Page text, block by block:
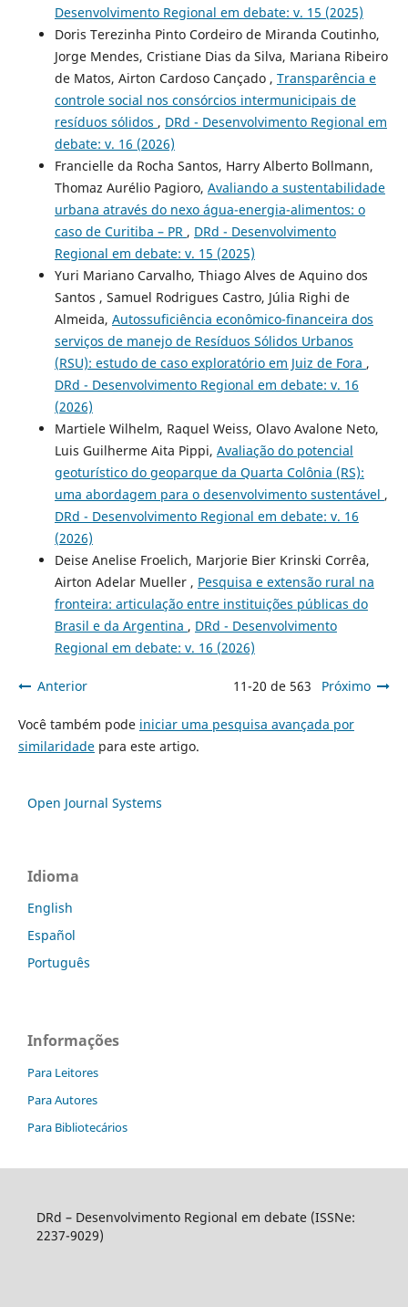
Desenvolvimento Regional em debate: v. 15 (2025)
Doris Terezinha Pinto Cordeiro de Miranda Coutinho,
Jorge Mendes, Cristiane Dias da Silva, Mariana Ribeiro
de Matos, Airton Cardoso Cançado , Transparência e
controle social nos consórcios intermunicipais de
resíduos sólidos , DRd - Desenvolvimento Regional em
debate: v. 16 (2026)
Francielle da Rocha Santos, Harry Alberto Bollmann,
Thomaz Aurélio Pagioro, Avaliando a sustentabilidade
urbana através do nexo água-energia-alimentos: o
caso de Curitiba – PR , DRd - Desenvolvimento
Regional em debate: v. 15 (2025)
Yuri Mariano Carvalho, Thiago Alves de Aquino dos
Santos , Samuel Rodrigues Castro, Júlia Righi de
Almeida, Autossuficiência econômico-financeira dos
serviços de manejo de Resíduos Sólidos Urbanos
(RSU): estudo de caso exploratório em Juiz de Fora ,
DRd - Desenvolvimento Regional em debate: v. 16
(2026)
Martiele Wilhelm, Raquel Weiss, Olavo Avalone Neto,
Luis Guilherme Aita Pippi, Avaliação do potencial
geoturístico do geoparque da Quarta Colônia (RS):
uma abordagem para o desenvolvimento sustentável ,
DRd - Desenvolvimento Regional em debate: v. 16
(2026)
Deise Anelise Froelich, Marjorie Bier Krinski Corrêa,
Airton Adelar Mueller , Pesquisa e extensão rural na
fronteira: articulação entre instituições públicas do
Brasil e da Argentina , DRd - Desenvolvimento
Regional em debate: v. 16 (2026)
Anterior 11-20 de 563 Próximo
Você também pode iniciar uma pesquisa avançada por
similaridadepara este artigo.
Open Journal Systems
Idioma
English
Español
Português
Informações
Para Leitores
Para Autores
Para Bibliotecários
DRd – Desenvolvimento Regional em debate (ISSNe:
2237-9029)